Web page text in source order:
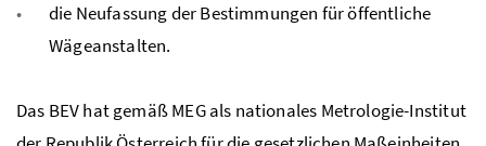
die Neufassung der Bestimmungen für öffentliche
Wägeanstalten.
Das BEV hat gemäß MEG als nationales Metrologie-Institut